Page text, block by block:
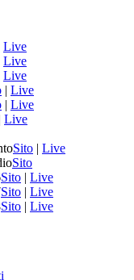
Live
Live
Live
| Live
| Live
Live
Sito | Live
Sito
Sito | Live
Sito | Live
Sito | Live